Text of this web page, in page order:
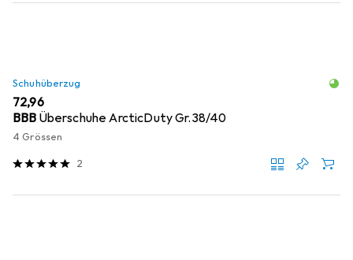
Schuhüberzug
EUR
72,96
BBB Überschuhe ArcticDuty Gr.38/40
4 Grössen
2